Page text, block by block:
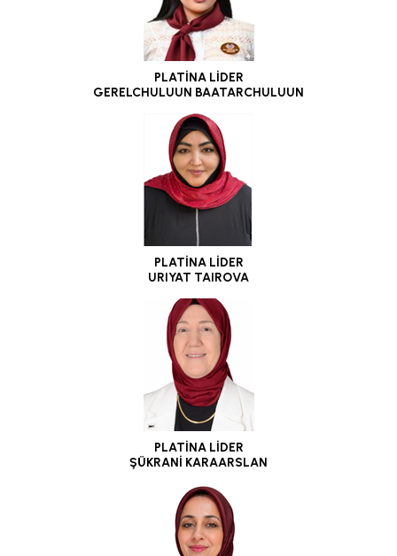
PLATİNA LİDER
GERELCHULUUN BAATARCHULUUN
PLATİNA LİDER
URIYAT TAIROVA
PLATİNA LİDER
ŞÜKRANİ KARAARSLAN